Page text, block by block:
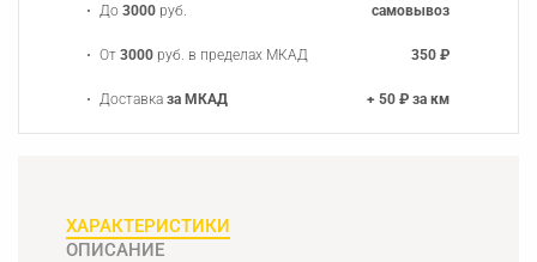
До3000 руб. самовывоз
От3000 руб. в пределах МКАД 350 ₽
Доставказа МКАД + 50 ₽ за км
ХАРАКТЕРИСТИКИ
ОПИСАНИЕ